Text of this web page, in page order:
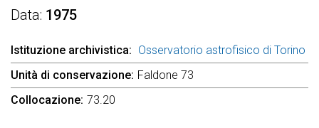
Data 1975
Istituzione archivistica
Osservatorio astrofisico di Torino
Unità di conservazione Faldone 73
Collocazione 73.20